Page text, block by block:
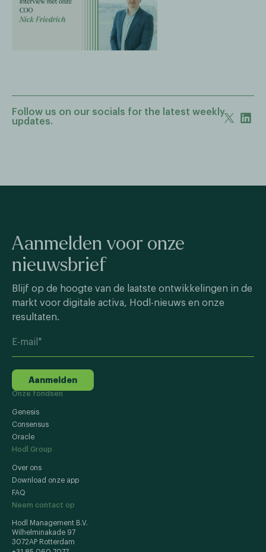
Follow us on our socials for the latest weekly
updates.
Aanmelden voor onze
nieuwsbrief
Blijf op de hoogte van de laatste ontwikkelingen in de
markt voor digitale activa, Hodl-nieuws en onze
resultaten.
Aanmelden
Onze fondsen
Genesis
Consensus
Oracle
Hodl Group
Over ons
Download onze app
FAQ
Neem contact op
Hodl Management B.V.
Wilhelminakade 97
3072AP Rotterdam